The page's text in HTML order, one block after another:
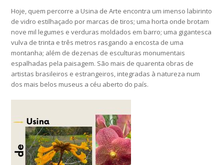
Hoje, quem percorre a Usina de Arte encontra um imenso labirinto
de vidro estilhaçado por marcas de tiros; uma horta onde brotam
nove mil legumes e verduras moldados em barro; uma gigantesca
vulva de trinta e três metros rasgando a encosta de uma
montanha; além de dezenas de esculturas monumentais
espalhadas pela paisagem. São mais de quarenta obras de
artistas brasileiros e estrangeiros, integradas à natureza num
dos mais belos museus a céu aberto do país.